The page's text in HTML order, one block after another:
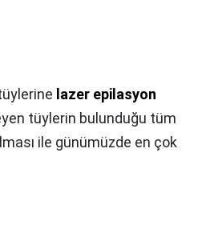
lazer epilasyon
tüylerin bulunduğu tüm
ile günümüzde en çok